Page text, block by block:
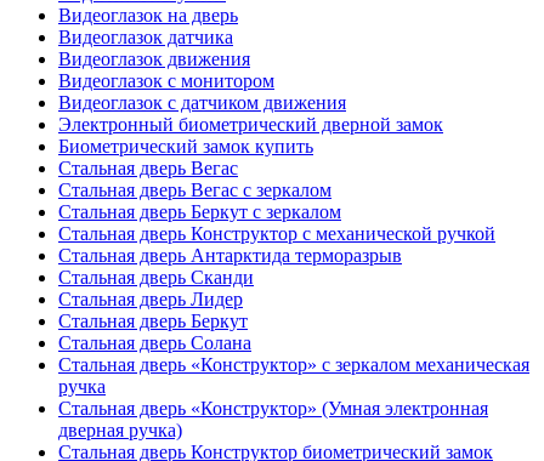
Видеоглазок на дверь
Видеоглазок датчика
Видеоглазок движения
Видеоглазок с монитором
Видеоглазок с датчиком движения
Электронный биометрический дверной замок
Биометрический замок купить
Стальная дверь Вегас
Стальная дверь Вегас с зеркалом
Стальная дверь Беркут с зеркалом
Стальная дверь Конструктор с механической ручкой
Стальная дверь Антарктида терморазрыв
Стальная дверь Сканди
Стальная дверь Лидер
Стальная дверь Беркут
Стальная дверь Солана
Стальная дверь «Конструктор» с зеркалом механическая
ручка
Стальная дверь «Конструктор» (Умная электронная
дверная ручка)
Стальная дверь Конструктор биометрический замок